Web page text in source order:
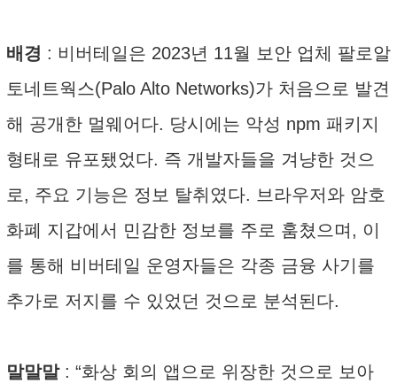
배경 : 비버테일은 2023년 11월 보안 업체 팔로알
토네트웍스(Palo Alto Networks)가 처음으로 발견
해 공개한 멀웨어다. 당시에는 악성 npm 패키지
형태로 유포됐었다. 즉 개발자들을 겨냥한 것으
로, 주요 기능은 정보 탈취였다. 브라우저와 암호
화폐 지갑에서 민감한 정보를 주로 훔쳤으며, 이
를 통해 비버테일 운영자들은 각종 금융 사기를
추가로 저지를 수 있었던 것으로 분석된다.
말말말: “화상 회의 앱으로 위장한 것으로 보아